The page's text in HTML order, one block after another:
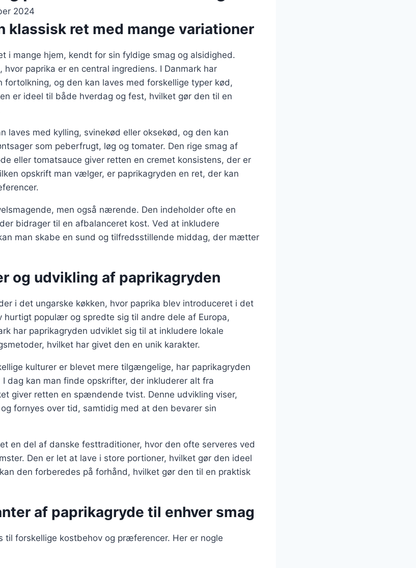
2024
klassisk ret med mange variationer
i mange hjem, kendt for sin fyldige smag og alsidighed.
hvor paprika er en central ingrediens. I Danmark har
fortolkning, og den kan laves med forskellige typer kød,
er ideel til både hverdag og fest, hvilket gør den til en
laves med kylling, svinekød eller oksekød, og den kan
som peberfrugt, løg og tomater. Den rige smag af
eller tomatsauce giver retten en cremet konsistens, der er
opskrift man vælger, er paprikagryden en ret, der kan
men også nærende. Den indeholder ofte en
bidrager til en afbalanceret kost. Ved at inkludere
man skabe en sund og tilfredsstillende middag, der mætter
og udvikling af paprikagryden
i det ungarske køkken, hvor paprika blev introduceret i det
hurtigt populær og spredte sig til andre dele af Europa,
har paprikagryden udviklet sig til at inkludere lokale
hvilket har givet den en unik karakter.
kulturer er blevet mere tilgængelige, har paprikagryden
dag kan man finde opskrifter, der inkluderer alt fra
giver retten en spændende tvist. Denne udvikling viser,
fornyes over tid, samtidig med at den bevarer sin
en del af danske festtraditioner, hvor den ofte serveres ved
Den er let at lave i store portioner, hvilket gør den ideel
den forberedes på forhånd, hvilket gør den til en praktisk
af paprikagryde til enhver smag
til forskellige kostbehov og præferencer. Her er nogle